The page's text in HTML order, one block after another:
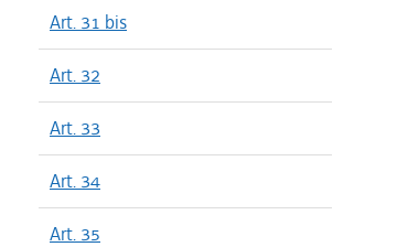
Art. 31 bis
Art. 32
Art. 33
Art. 34
Art. 35